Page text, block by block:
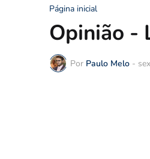
Página inicial
Opinião -
Por Paulo Melo -